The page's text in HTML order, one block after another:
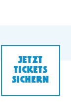
JETZT
TICKETS
SICHERN